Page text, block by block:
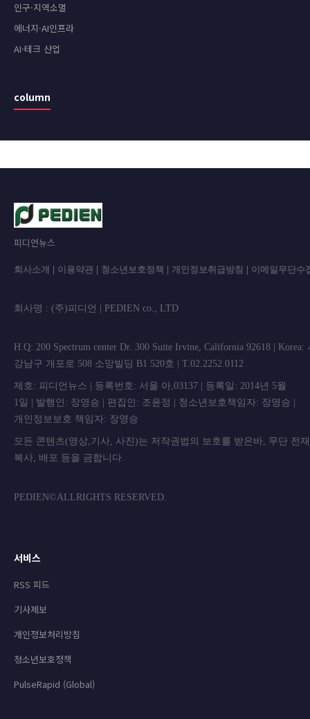
인구·지역소멸
에너지·AI인프라
AI·테크 산업
column
피디언뉴스
회사소개 이용약관 청소년보호정책 개인정보취급방침 이메일무단수
회사명 : (주)피디언 | PEDIEN co.,
H.Q: 200 Spectrum center Dr. 300 Suite Irvine, California 92618 | Korea:
강남구 개포로 508 소망빌딩 B1 520호 | T.02.2252.0112
제호: 피디언뉴스 | 등록번호: 서울 아,03137 | 등록일: 2014년 5월
1일 | 발행인: 장영승 | 편집인: 조윤정 | 청소년보호책임자: 장영승 |
개인정보보호 책임자: 장영승
모든 콘텐츠(영상,기사, 사진)는 저작권법의 보호를 받은바, 무단 전
복사, 배포 등을 금합니
PEDIEN©ALLRIGHTS RESERVED.
서비스
RSS 피드
기사제보
개인정보처리방침
청소년보호정책
PulseRapid (Global)